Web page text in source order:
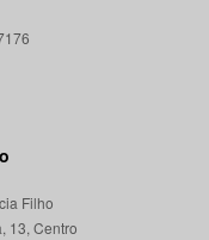
Filho
13, Centro